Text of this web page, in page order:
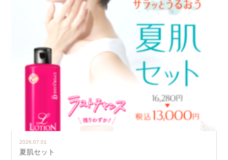
2026.07.01
夏肌セット